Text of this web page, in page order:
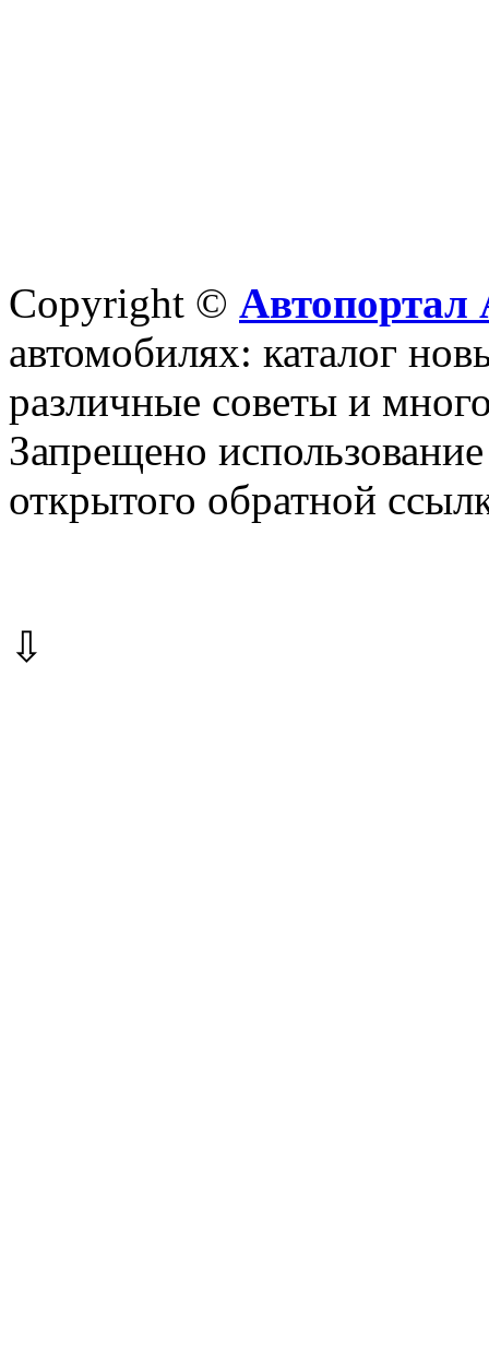
Copyright © Автопортал
автомобилях: каталог
различные советы и
Запрещено
открытого обратной
⇩